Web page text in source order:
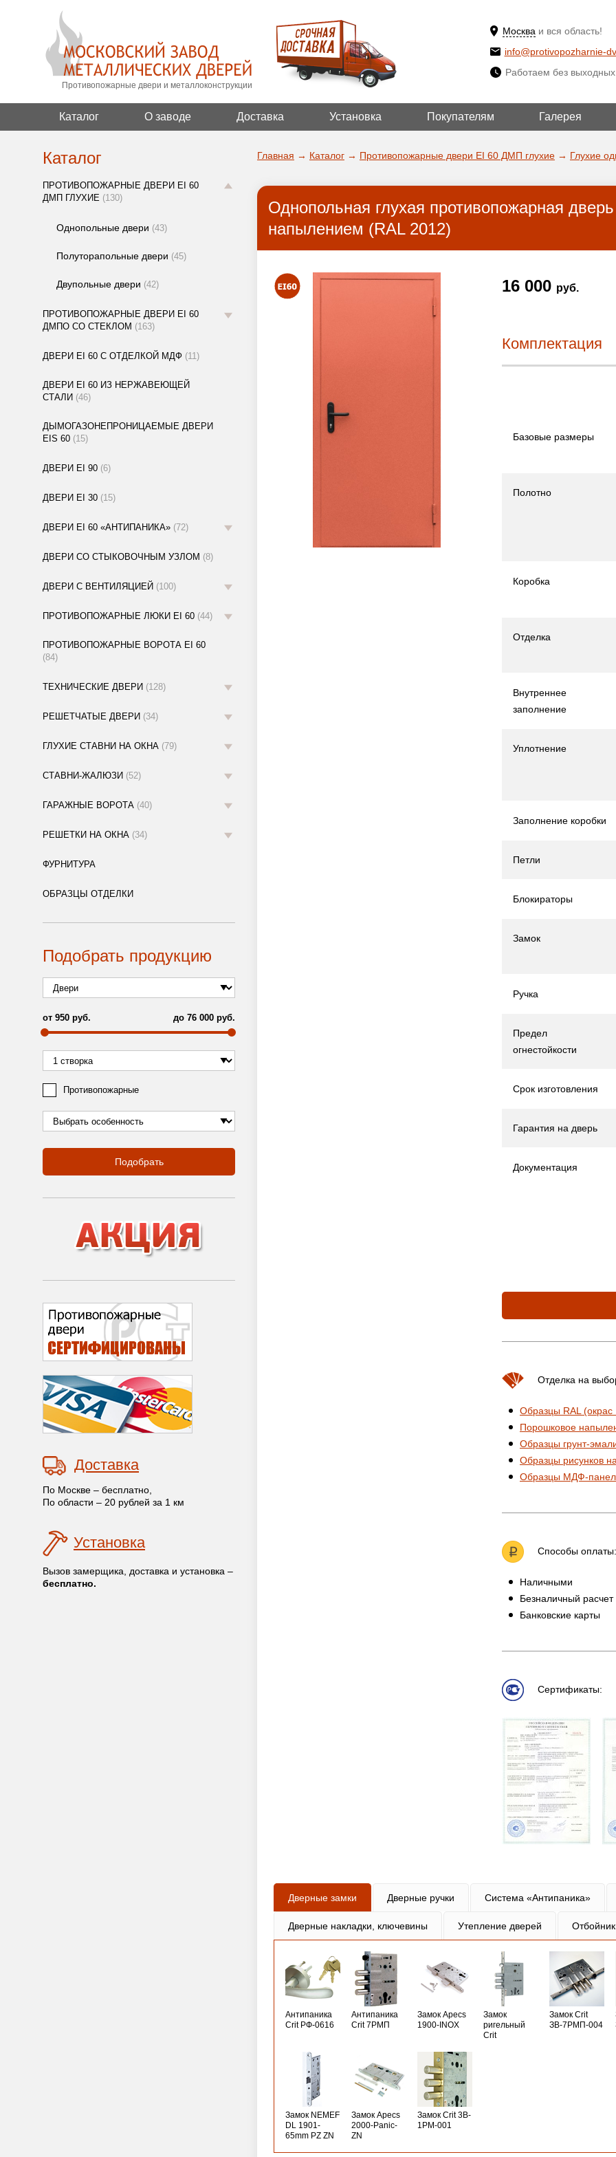
Противопожарные двери и металлоконструкции
Москва и вся область!
ДА!
ВЫБРАТЬ
info@protivopozharnie-
Работаем без
Каталог О заводе Доставка Установка Покупателям Галерея
Каталог
ПРОТИВОПОЖАРНЫЕ ДВЕРИ EI 60
ДМП ГЛУХИЕ (130)
Однопольные двери (43)
Полуторапольные двери (45)
Двупольные двери (42)
ПРОТИВОПОЖАРНЫЕ ДВЕРИ EI 60
ДМПО СО СТЕКЛОМ (163)
ДВЕРИ EI 60 С ОТДЕЛКОЙ МДФ (11)
ДВЕРИ EI 60 ИЗ НЕРЖАВЕЮЩЕЙ
СТАЛИ (46)
ДЫМОГАЗОНЕПРОНИЦАЕМЫЕ ДВЕРИ
EIS 60 (15)
ДВЕРИ EI 90 (6)
ДВЕРИ EI 30 (15)
ДВЕРИ EI 60 «АНТИПАНИКА» (72)
ДВЕРИ СО СТЫКОВОЧНЫМ УЗЛОМ (8)
ДВЕРИ С ВЕНТИЛЯЦИЕЙ (100)
ПРОТИВОПОЖАРНЫЕ ЛЮКИ EI 60 (44)
ПРОТИВОПОЖАРНЫЕ ВОРОТА EI 60
(84)
ТЕХНИЧЕСКИЕ ДВЕРИ (128)
РЕШЕТЧАТЫЕ ДВЕРИ (34)
ГЛУХИЕ СТАВНИ НА ОКНА (79)
СТАВНИ-ЖАЛЮЗИ (52)
ГАРАЖНЫЕ ВОРОТА (40)
РЕШЕТКИ НА ОКНА (34)
ФУРНИТУРА
ОБРАЗЦЫ ОТДЕЛКИ
Подобрать продукцию
от 950 руб. до 76 000 руб.
Противопожарные
Подобрать
Доставка
По Москве – бесплатно,
По области – 20 рублей за 1 км
Установка
Вызов замерщика, доставка и установка –
бесплатно.
Главная → Каталог → Противопожарные двери EI 60 ДМП глухие → Глухие
Однопольная глухая противопожарная
напылением (RAL 2012)
16 000 руб.
Комплектация
Базовые размеры
Полотно
Коробка
Отделка
Внутреннее
заполнение
Уплотнение
Заполнение коробки
Петли
Блокираторы
Замок
Ручка
Предел
огнестойкости
Срок изготовления
Гарантия на дверь
Документация
Отделка на
Образцы RAL
Порошковое
Образцы грунт-
Образцы рисунков
Образцы МДФ-
Способы оплаты:
Наличными
Безналичный расчет
Банковские карты
Сертификаты:
Дверные замки Дверные ручки Система «Антипаника»
Дверные накладки, ключевины Утепление дверей
Антипаника
Crit РФ-0616
Антипаника
Crit 7РМП
Замок Apecs
1900-INOX
Замок
ригельный
Crit
Замок Crit
ЗВ-7РМП-004
Замок NEMEF
DL 1901-
65mm PZ ZN
Замок Apecs
2000-Panic-
ZN
Замок Crit 3B-
1PM-001